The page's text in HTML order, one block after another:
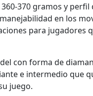
370 gramos y
en los
para jugadores
con forma de
e intermedio que
juego.